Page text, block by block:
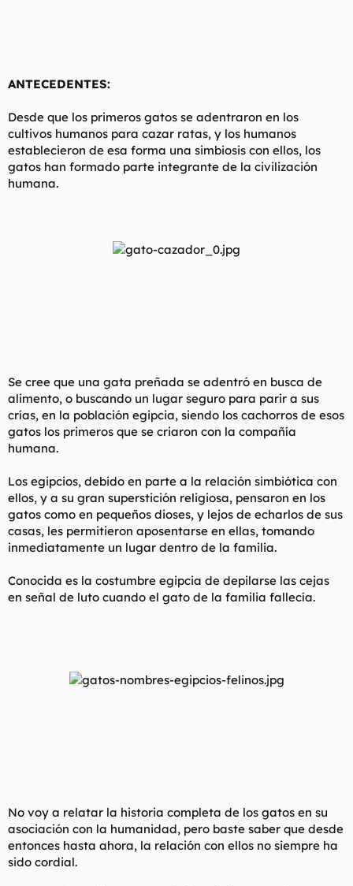
ANTECEDENTES:
Desde que los primeros gatos se adentraron en los
cultivos humanos para cazar ratas, y los humanos
establecieron de esa forma una simbiosis con ellos, los
gatos han formado parte integrante de la civilización
humana.
Se cree que una gata preñada se adentró en busca de
alimento, o buscando un lugar seguro para parir a sus
crías, en la población egipcia, siendo los cachorros de esos
gatos los primeros que se criaron con la compañía
humana.
Los egipcios, debido en parte a la relación simbiótica con
ellos, y a su gran superstición religiosa, pensaron en los
gatos como en pequeños dioses, y lejos de echarlos de sus
casas, les permitieron aposentarse en ellas, tomando
inmediatamente un lugar dentro de la familia.
Conocida es la costumbre egipcia de depilarse las cejas
en señal de luto cuando el gato de la familia fallecía.
No voy a relatar la historia completa de los gatos en su
asociación con la humanidad, pero baste saber que desde
entonces hasta ahora, la relación con ellos no siempre ha
sido cordial.